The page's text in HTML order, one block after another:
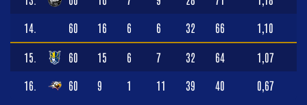
14. 60 16 6 6 32 66 1,10
15. 60 15 6 7 32 64 1,07
16. 60 9 1 11 39 40 0,67